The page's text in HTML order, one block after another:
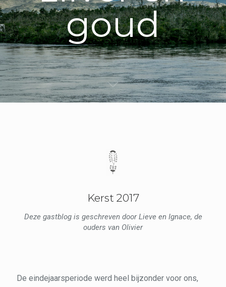
goud
Kerst 2017
Deze gastblog is geschreven door Lieve en Ignace, de
ouders van Olivier
De eindejaarsperiode werd heel bijzonder voor ons,